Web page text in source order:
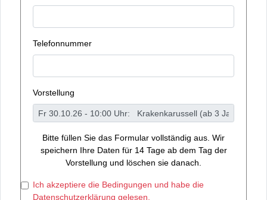
Telefonnummer
Vorstellung
Bitte füllen Sie das Formular vollständig aus. Wir
speichern Ihre Daten für 14 Tage ab dem Tag der
Vorstellung und löschen sie danach.
Ich akzeptiere die Bedingungen und habe die
Datenschutzerklärung gelesen.